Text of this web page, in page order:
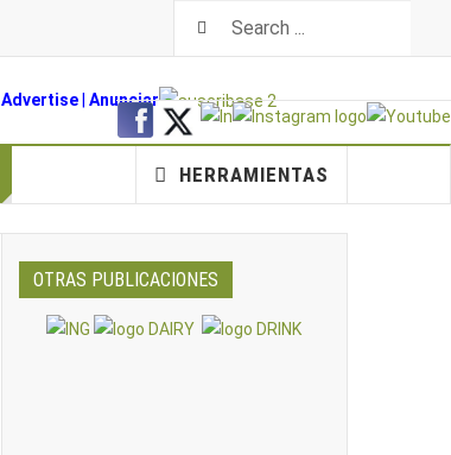
Advertise| Anunciar
HERRAMIENTAS
OTRAS PUBLICACIONES